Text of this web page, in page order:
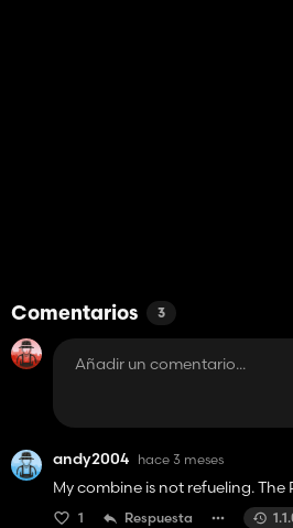
Comentarios 3
andy2004 hace 3 meses
My combine is not refueling.
1 Respuesta